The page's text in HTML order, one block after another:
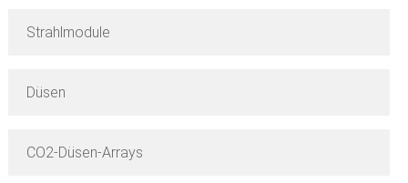
Strahlmodule
Düsen
CO2-Düsen-Arrays